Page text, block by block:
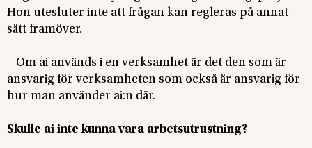
Hon utesluter inte att frågan kan regleras på annat
sätt framöver.
– Om ai används i en verksamhet är det den som är
ansvarig för verksamheten som också är ansvarig för
hur man använder ai:n där.
Skulle ai inte kunna vara arbetsutrustning?